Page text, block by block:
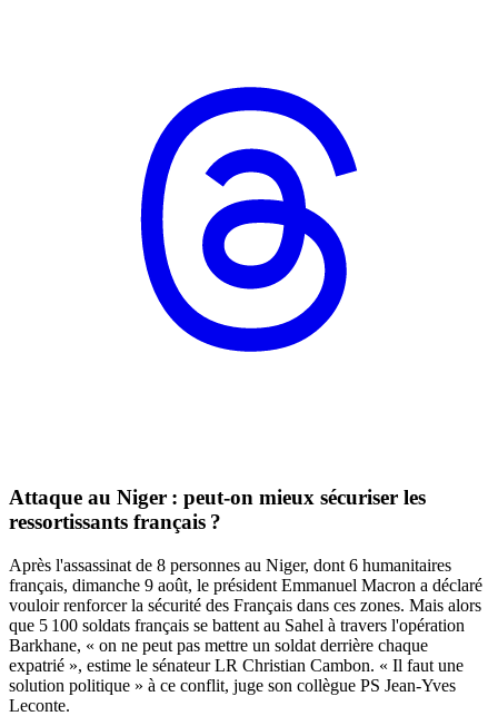
Attaque au Niger : peut-on mieux sécuriser les
ressortissants français ?
Après l'assassinat de 8 personnes au Niger, dont 6 humanitaires
français, dimanche 9 août, le président Emmanuel Macron a déclaré
vouloir renforcer la sécurité des Français dans ces zones. Mais alors
que 5 100 soldats français se battent au Sahel à travers l'opération
Barkhane, « on ne peut pas mettre un soldat derrière chaque
expatrié », estime le sénateur LR Christian Cambon. « Il faut une
solution politique » à ce conflit, juge son collègue PS Jean-Yves
Leconte.